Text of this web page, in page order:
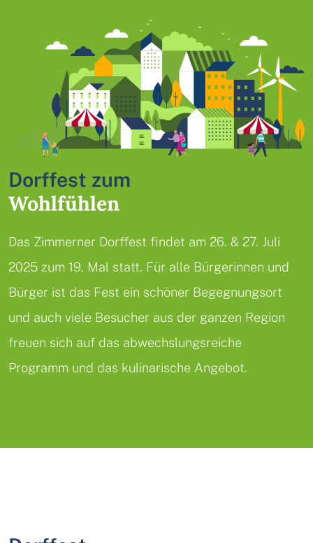
Dorffest zum
Wohlfühlen
Das Zimmerner Dorffest findet am 26. & 27. Juli
2025 zum 19. Mal statt. Für alle Bürgerinnen und
Bürger ist das Fest ein schöner Begegnungsort
und auch viele Besucher aus der ganzen Region
freuen sich auf das abwechslungsreiche
Programm und das kulinarische Angebot.